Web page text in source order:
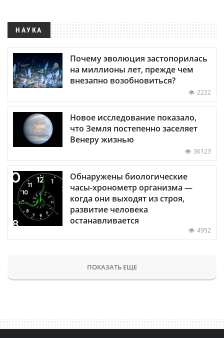
НАУКА
Почему эволюция застопорилась
на миллионы лет, прежде чем
внезапно возобновиться?
2222
Новое исследование показало,
что Земля постепенно заселяет
Венеру жизнью
36123
Обнаружены биологические
часы-хронометр организма —
когда они выходят из строя,
развитие человека
останавливается
4952
ПОКАЗАТЬ ЕЩЕ